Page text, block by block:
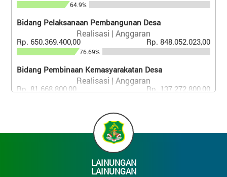
Bidang Pelaksanaan Pembangunan Desa
Realisasi | Anggaran
Rp. 650.369.400,00 Rp. 848.052.023,00
Bidang Pembinaan Kemasyarakatan Desa
Realisasi | Anggaran
Rp. 81.668.800,00 Rp. 137.272.800,00
Bidang Pemberdayaan Masyarakat Desa
Realisasi | Anggaran
Rp. 83.890.000,00 Rp. 277.135.200,00
Bidang Penanggulangan Bencana, Darurat Dan
LAINUNGAN
LAINUNGAN